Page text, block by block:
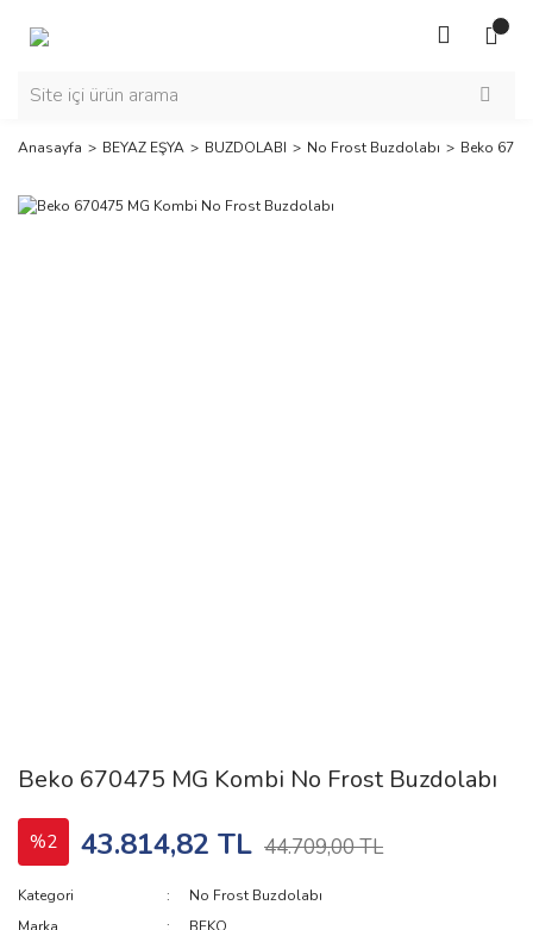
Anasayfa BEYAZ EŞYA BUZDOLABI No Frost Buzdolabı Beko
Beko 670475 MG Kombi No Frost Buzdolabı
%2 43.814,82 TL 44.709,00 TL
Kategori
No Frost Buzdolabı